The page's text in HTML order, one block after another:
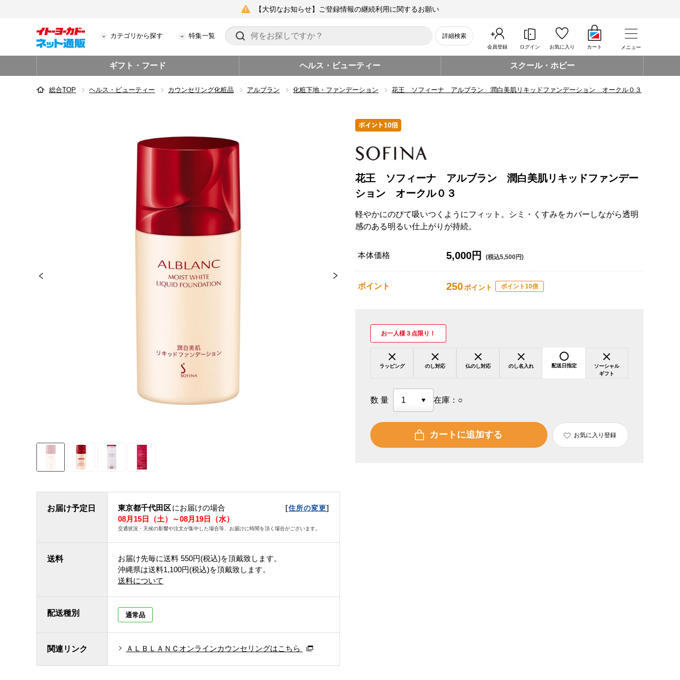
【大切なお知らせ】ご登録情報の継続利用に関するお願い
カテゴリから探す 特集一覧 詳細検索
会員登録 ログイン お気に入り カート メニュー
ギフト・フード ヘルス・ビューティー スクール・ホビー
総合TOP ヘルス・ビューティー カウンセリング化粧品 アルブラン 化粧下地・ファンデーション 花王 ソフィーナ アルブラン 潤白美肌リキッドファンデーション オークル０３
お届け予定日 東京都千代田区にお届けの場合 [住所の変更]
08月15日（土）～08月19日（水）
交通状況・天候の影響や注文が集中した場合等、お届けに時間を頂く場合がございます。
送料 お届け先毎に送料 550円(税込)を頂戴致します。
沖縄県は送料1,100円(税込)を頂戴致します。
送料について
配送種別 通常品
関連リンク ＡＬＢＬＡＮＣオンラインカウンセリングはこちら
花王 ソフィーナ アルブラン 潤白美肌リキッドファンデー
ション オークル０３
軽やかにのびて吸いつくようにフィット。シミ・くすみをカバーしながら透明
感のある明るい仕上がりが持続。
本体価格 5,000円 (税込5,500円)
ポイント 250ポイント ポイント10倍
お一人様３点限り！
ラッピング のし対応 仏のし対応 のし名入れ 配送日指定
ソーシャル
ギフト
数量 在庫： ○
カートに追加する お気に入り登録